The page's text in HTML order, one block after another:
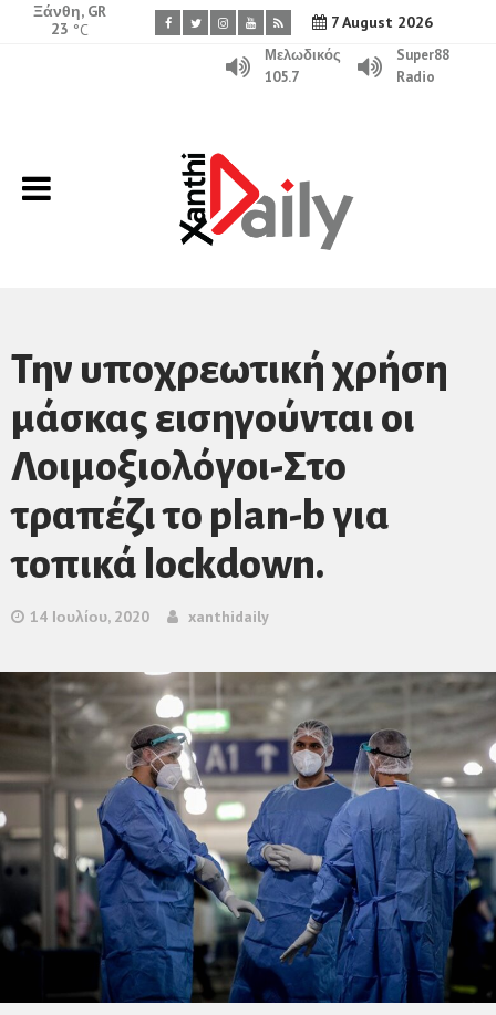
7 August 2026
Ξάνθη, GR
23 °C
Μελωδικός
105.7
Super88
Radio
Την υποχρεωτική χρήση
μάσκας εισηγούνται οι
Λοιμοξιολόγοι-Στο
τραπέζι το plan-b για
τοπικά lockdown.
14 Ιουλίου, 2020 xanthidaily